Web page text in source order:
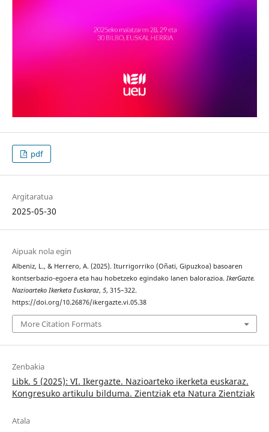
pdf
Argitaratua
2025-05-30
Aipuak nola egin
Albeniz, L., & Herrero, A. (2025). Iturrigorriko (Oñati, Gipuzkoa) basoaren
kontserbazio-egoera eta hau hobetzeko egindako lanen balorazioa. IkerGazte.
Nazioarteko Ikerketa Euskaraz, 5, 315–322.
https://doi.org/10.26876/ikergazte.vi.05.38
More Citation Formats
Zenbakia
Libk. 5 (2025): VI. Ikergazte. Nazioarteko ikerketa euskaraz.
Kongresuko artikulu bilduma. Zientziak eta Natura Zientziak
Atala